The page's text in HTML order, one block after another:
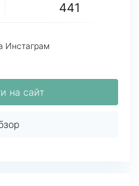
441
Инстаграм
на сайт